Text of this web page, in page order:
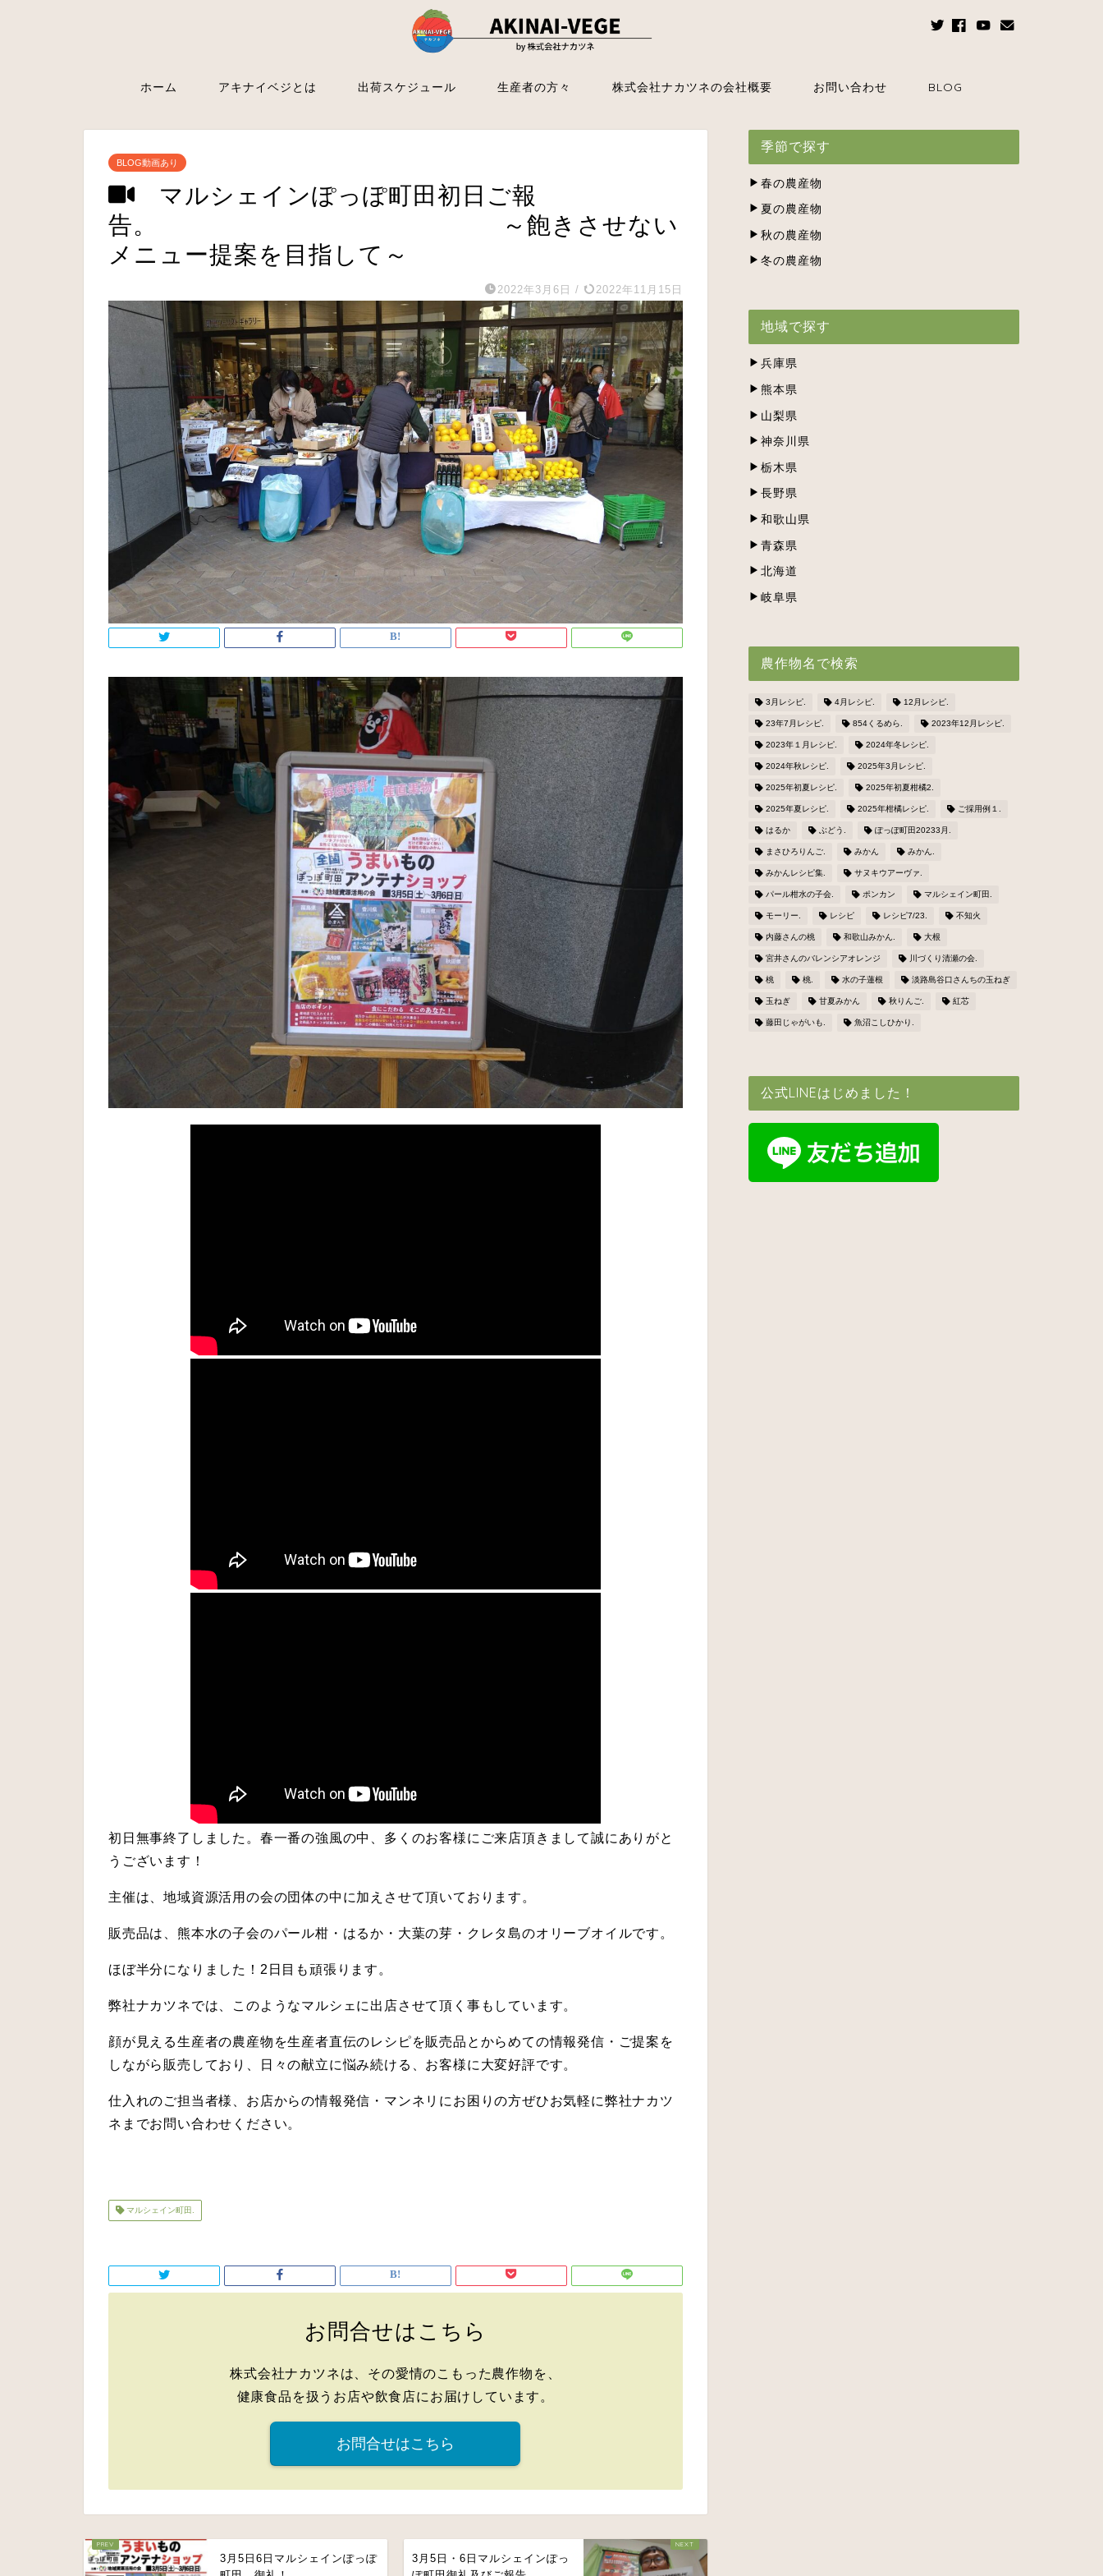
ホーム アキナイベジとは 出荷スケジュール 生産者の方々 株式会社ナカツネの会社概要 お問い合わせ BLOG
BLOG動画あり
マルシェインぽっぽ町田初日ご報
告。 ～飽きさせない
メニュー提案を目指して～
2022年3月6日 / 2022年11月15日
初日無事終了しました。春一番の強風の中、多くのお客様にご来店頂きまして誠にありがと
うございます！
主催は、地域資源活用の会の団体の中に加えさせて頂いております。
販売品は、熊本水の子会のパール柑・はるか・大葉の芽・クレタ島のオリーブオイルです。
ほぼ半分になりました！2日目も頑張ります。
弊社ナカツネでは、このようなマルシェに出店させて頂く事もしています。
顔が見える生産者の農産物を生産者直伝のレシピを販売品とからめての情報発信・ご提案を
しながら販売しており、日々の献立に悩み続ける、お客様に大変好評です。
仕入れのご担当者様、お店からの情報発信・マンネリにお困りの方ぜひお気軽に弊社ナカツ
ネまでお問い合わせください。
マルシェイン町田.
お問合せはこちら
株式会社ナカツネは、その愛情のこもった農作物を、
健康食品を扱うお店や飲食店にお届けしています。
お問合せはこちら
3月5日6日マルシェインぽっぽ
3月5日・6日マルシェインぽっ
季節で探す
春の農産物
夏の農産物
秋の農産物
冬の農産物
地域で探す
兵庫県
熊本県
山梨県
神奈川県
栃木県
長野県
和歌山県
青森県
北海道
岐阜県
農作物名で検索
3月レシピ. 4月レシピ. 12月レシピ.
23年7月レシピ. 854くるめら. 2023年12月レシピ.
2023年１月レシピ. 2024年冬レシピ.
2024年秋レシピ. 2025年3月レシピ.
2025年初夏レシピ. 2025年初夏柑橘2.
2025年夏レシピ. 2025年柑橘レシピ. ご採用例１.
はるか ぶどう. ぽっぽ町田20233月.
まさひろりんご. みかん みかん.
みかんレシピ集. サヌキウアーヴァ.
パール柑水の子会. ポンカン マルシェイン町田.
モーリー. レシピ レシピ7/23. 不知火
内藤さんの桃 和歌山みかん. 大根
宮井さんのバレンシアオレンジ 川づくり清瀬の会.
桃 桃. 水の子蓮根 淡路島谷口さんちの玉ねぎ
玉ねぎ 甘夏みかん 秋りんご. 紅芯
藤田じゃがいも. 魚沼こしひかり.
公式LINEはじめました！